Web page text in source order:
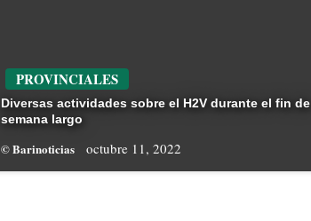
PROVINCIALES
Diversas actividades sobre el H2V durante el fin de
semana largo
© Barinoticias octubre 11, 2022